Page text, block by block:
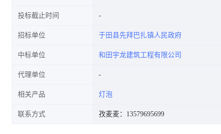
投标截止时间
招标单位 于田县先拜巴扎镇人民政府
中标单位 和田宇龙建筑工程有限公司
代理单位
相关产品 灯泡
联系方式 孜麦麦：13579695699